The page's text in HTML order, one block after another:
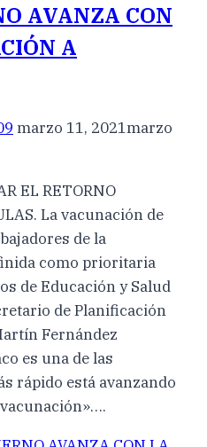
AVANZA CON
A
marzo 11, 2021marzo
EL RETORNO
La vacunación de
de la
como prioritaria
de Educación y Salud
de Planificación
Fernández
es una de las
rápido está avanzando